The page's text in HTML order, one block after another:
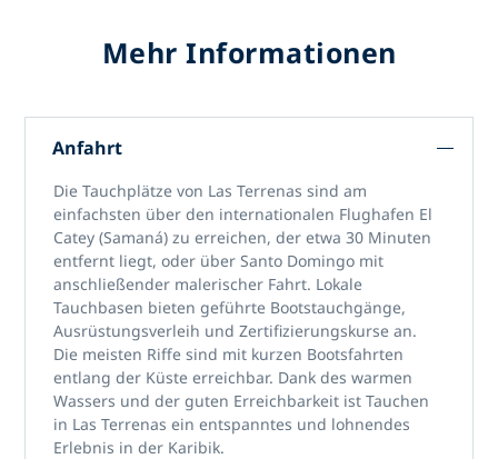
Mehr Informationen
Anfahrt
Die Tauchplätze von Las Terrenas sind am
einfachsten überden internationalen Flughafen El
Catey (Samaná) zu erreichen, der etwa 30 Minuten
entfernt liegt, oder über Santo Domingo mit
anschließender malerischer Fahrt. Lokale
Tauchbasen bieten geführte Bootstauchgänge,
Ausrüstungsverleih und Zertifizierungskurse an.
Die meisten Riffe sind mit kurzen Bootsfahrten
entlang der Küste erreichbar. Dank des warmen
Wassers und der guten Erreichbarkeit istTauchen
in Las Terrenas ein entspanntes und lohnendes
Erlebnis in der Karibik.